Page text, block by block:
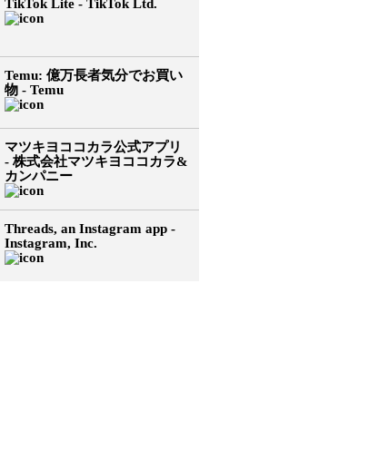
TikTok Lite - TikTok Ltd.
Temu: 億万長者気分でお買い
物 - Temu
マツキヨココカラ公式アプリ
- 株式会社マツキヨココカラ&
カンパニー
Threads, an Instagram app -
Instagram, Inc.